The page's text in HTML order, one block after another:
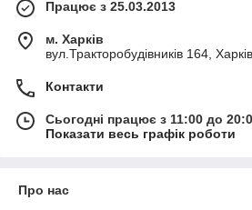
Працює з 25.03.2013
м. Харків
вул.Тракторобудівників 164,
Контакти
Сьогодні працює з 11:00 до
Показати весь графік роботи
Про нас